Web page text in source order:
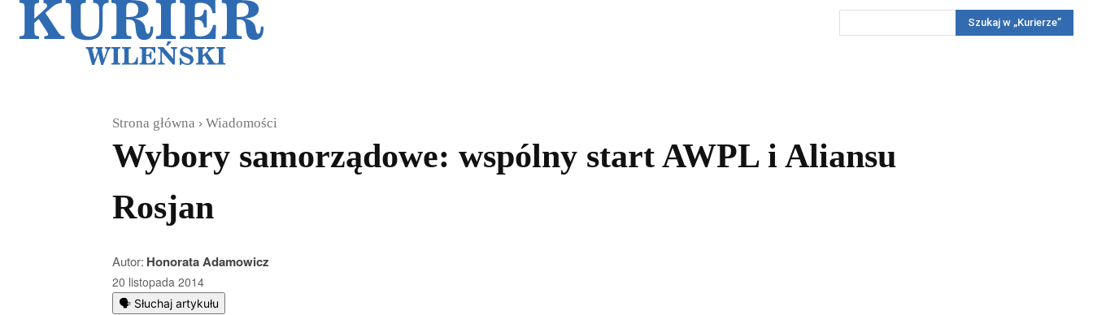
Reportaż KonkursyWięcej
Szukaj w „Kurierze”
Strona główna Wiadomości
Wybory samorządowe: wspólny start AWPL i Aliansu
Rosjan
Autor: Honorata Adamowicz
20 listopada 2014
🗣️ Słuchaj artykułu